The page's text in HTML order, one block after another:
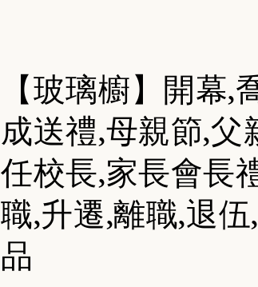
【玻璃櫥】開幕,
成送禮,母親節,父
任校長,家長會長
職,升遷,離職,退
品